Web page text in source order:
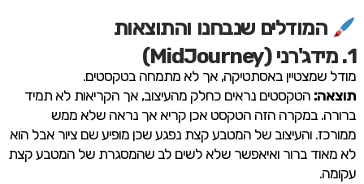
המודלים שנבחנו והתוצאות
1. מידג'רני (MidJourney)
מודל שמצטיין באסתטיקה, אך לא מתמחה בטקסטים.
תוצאה: הטקסטים נראים כחלק מהעיצוב, אך הקריאות לא תמיד
ברורה. במקרה הזה הטקסט אכן קריא אך נראה שלא ממש
ממורכז. והעיצוב של המטבע קצת נפגע שכן מופיע שם ציור אבל הוא
לא מאוד ברור ואיאפשר שלא לשים לב שהמסגרת של המטבע קצת
עקומה.